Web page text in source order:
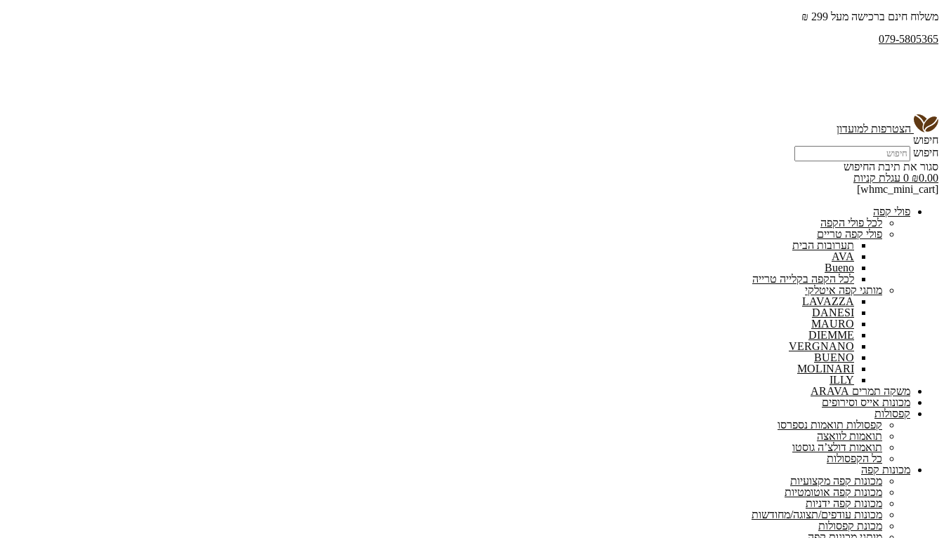
משלוח חינם ברכישה מעל 299 ₪
079-5805365
הצטרפות למועדון
חיפוש
חיפוש
סגור את תיבת החיפוש
₪0.00
0 עגלת קניות
[whmc_mini_cart]
פולי קפה
לכל פולי הקפה
פולי קפה טריים
תערובות הבית
AVA
Bueno
לכל הקפה בקלייה טרייה
מותגי קפה איטלקי
LAVAZZA
DANESI
MAURO
DIEMME
VERGNANO
BUENO
MOLINARI
ILLY
משקה תמרים ARAVA
מכונות אייס וסירופים
קפסולות
קפסולות תואמות נספרסו
תואמות לוואצה
תואמות דולצ’ה גוסטו
כל הקפסולות
מכונות קפה
מכונות קפה מקצועיות
מכונות קפה אוטומטיות
מכונות קפה ידניות
מכונות עודפים/תצוגה/מחודשות
מכונת קפסולות